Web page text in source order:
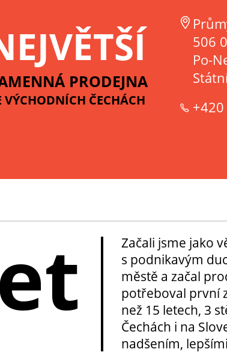
PRODEJNA
VÝCHODNÍCH ČECHÁCH
506
Po-
Začali jsme jako
s podnikavým
městě a začal
potřeboval první
než 15 letech, 3
Čechách i na
nadšením,